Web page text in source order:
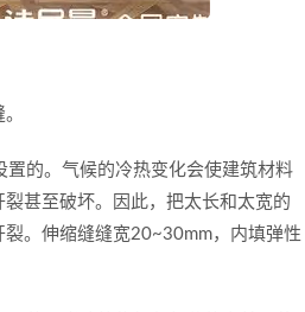
的。气候的冷热变化会使建筑材料
甚至破坏。因此，把太长和太宽的
。伸缩缝缝宽20~30mm，内填弹性